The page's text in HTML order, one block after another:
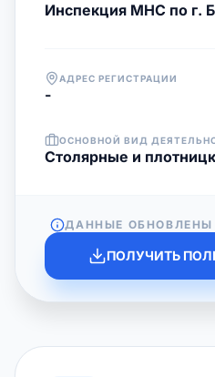
Инспекция МНС по г.
АДРЕС РЕГИСТРАЦИИ
-
ОСНОВНОЙ ВИД
Столярные и
ДАННЫЕ ОБНОВЛЕНЫ
ПОЛУЧИТЬ